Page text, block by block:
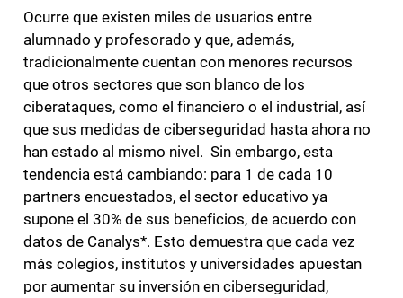
Ocurre que existen miles de usuarios entre
alumnado y profesorado y que, además,
tradicionalmente cuentan con menores recursos
que otros sectores que son blanco de los
ciberataques, como el financiero o el industrial, así
que sus medidas de ciberseguridad hasta ahora no
han estado al mismo nivel. Sin embargo, esta
tendencia está cambiando: para 1 de cada 10
partners encuestados, el sector educativo ya
supone el 30% de sus beneficios, de acuerdo con
datos de Canalys*. Esto demuestra que cada vez
más colegios, institutos y universidades apuestan
por aumentar su inversión en ciberseguridad,